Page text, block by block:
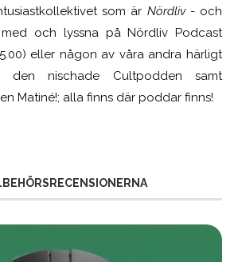
som är Nördliv- och
och lyssna på Nördliv Podcast
eller någon av våra andra härligt
den nischade Cultpodden samt
Matiné!; alla finns där poddar finns!